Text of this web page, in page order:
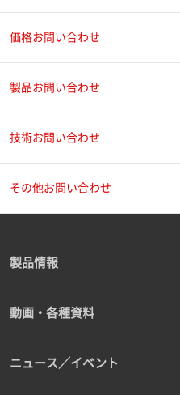
価格お問い合わせ
製品お問い合わせ
技術お問い合わせ
その他お問い合わせ
製品情報
動画・各種資料
ニュース／イベント